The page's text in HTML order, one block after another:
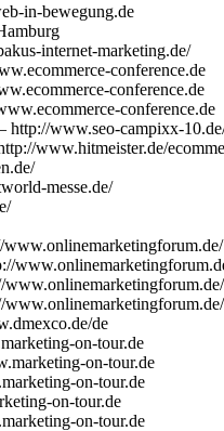
in-bewegung.de
internet-marketing.de/
conference.de
conference.de
conference.de
http://www.seo-campixx-
www.hitmeister.de/
messe.de/
www.onlinemarketingforum.de/
www.onlinemarketingforum.de/
de
on-tour.de
on-tour.de
on-tour.de
on-tour.de
on-tour.de